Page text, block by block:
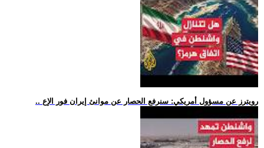
.. رويترز عن مسؤول أمريكي: سنرفع الحصار عن موانئ إيران فور الإع